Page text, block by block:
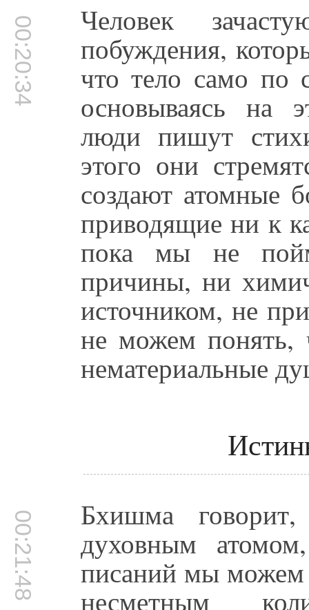
00:20:34 Человек
побуждения,
что тело само по
основываясь на
люди пишут
этого они
создают атомные
приводящие ни к
пока мы не
причины, ни
источником, не
не можем понять,
нематериальные
00:21:48 Бхишма
духовным
писаний мы можем
несметным